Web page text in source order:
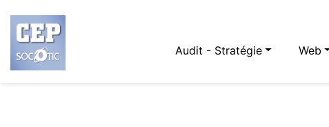
Audit - Stratégie Web